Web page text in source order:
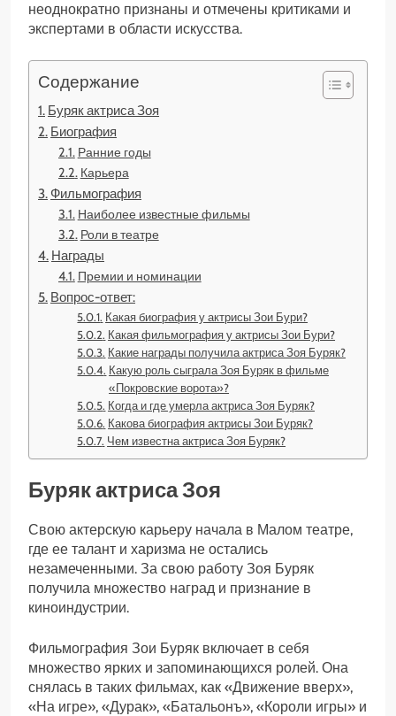
неоднократно признаны и отмечены критиками и
экспертами в области искусства.
Содержание
Буряк актриса Зоя
Биография
Ранние годы
Карьера
Фильмография
Наиболее известные фильмы
Роли в театре
Награды
Премии и номинации
Вопрос-ответ:
Какая биография у актрисы Зои Бури?
Какая фильмография у актрисы Зои Бури?
Какие награды получила актриса Зоя Буряк?
Какую роль сыграла Зоя Буряк в фильме
«Покровские ворота»?
Когда и где умерла актриса Зоя Буряк?
Какова биография актрисы Зои Буряк?
Чем известна актриса Зоя Буряк?
Буряк актриса Зоя
Свою актерскую карьеру начала в Малом театре,
где ее талант и харизма не остались
незамеченными. За свою работу Зоя Буряк
получила множество наград и признание в
киноиндустрии.
Фильмография Зои Буряк включает в себя
множество ярких и запоминающихся ролей. Она
снялась в таких фильмах, как «Движение вверх»,
«На игре», «Дурак», «Батальонъ», «Короли игры» и